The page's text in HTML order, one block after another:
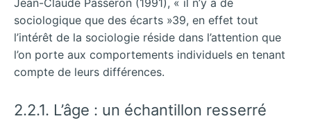
Jean-Claude Passeron (1991), « il n’y a de
sociologique que des écarts »39, en effet tout
l’intérêt de la sociologie réside dans l’attention que
l’on porte aux comportements individuels en tenant
compte de leurs différences.
2.2.1. L’âge : un échantillon resserré